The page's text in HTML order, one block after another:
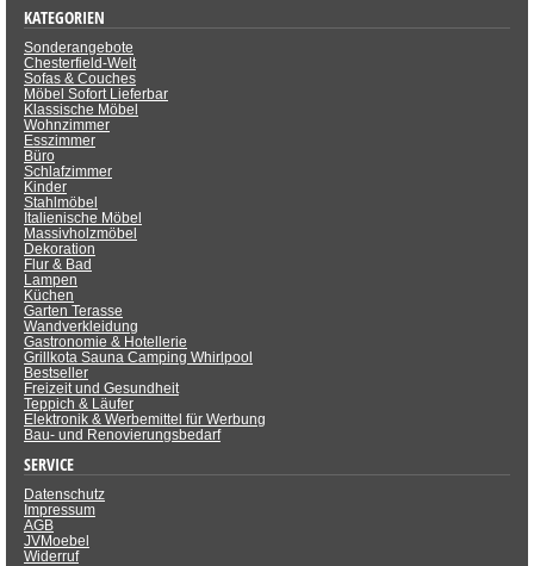
KATEGORIEN
Sonderangebote
Chesterfield-Welt
Sofas & Couches
Möbel Sofort Lieferbar
Klassische Möbel
Wohnzimmer
Esszimmer
Büro
Schlafzimmer
Kinder
Stahlmöbel
Italienische Möbel
Massivholzmöbel
Dekoration
Flur & Bad
Lampen
Küchen
Garten Terasse
Wandverkleidung
Gastronomie & Hotellerie
Grillkota Sauna Camping Whirlpool
Bestseller
Freizeit und Gesundheit
Teppich & Läufer
Elektronik & Werbemittel für Werbung
Bau- und Renovierungsbedarf
SERVICE
Datenschutz
Impressum
AGB
JVMoebel
Widerruf